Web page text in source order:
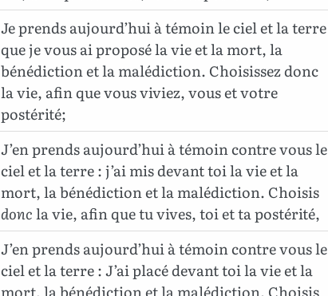
Je prends aujourd’hui à témoin le ciel et la terre
que je vous ai proposé la vie et la mort, la
bénédiction et la malédiction. Choisissez donc
la vie, afin que vous viviez, vous et votre
postérité;
J’en prends aujourd’hui à témoin contre vous le
ciel et la terre : j’ai mis devant toi la vie et la
mort, la bénédiction et la malédiction. Choisis
doncla vie, afin que tu vives, toi et ta postérité,
J’en prends aujourd’hui à témoin contre vous le
ciel et la terre : J’ai placé devant toi la vie et la
mort, la bénédiction et la malédiction. Choisis